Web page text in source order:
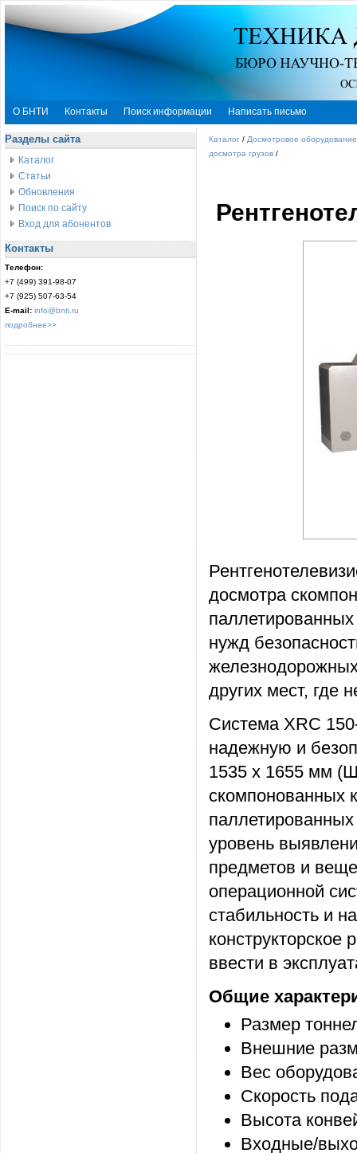
О БНТИ Контакты Поиск информации Написать письмо
Разделы сайта
Каталог
Статьи
Обновления
Поиск по сайту
Вход для абонентов
Контакты
Телефон:
+7 (499) 391-98-07
+7 (925) 507-63-54
E-mail: info@bnti.ru
подробнее>>
Каталог / Досмотровое оборудование
досмотра грузов /
досмотра
паллетированных
нужд
других мест, где
Система XRC
надежную и
1535 х 1655 мм (Ш
скомпонованных
уровень
предметов и
операционной
стабильность и
конструкторское
ввести в
Общие
Размер
Внешние
Вес
Скорость
Высота
Входные/